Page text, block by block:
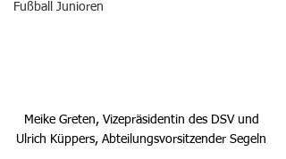
Fußball Junioren
Meike Greten, Vizepräsidentin des DSV und
Ulrich Küppers, Abteilungsvorsitzender Segeln